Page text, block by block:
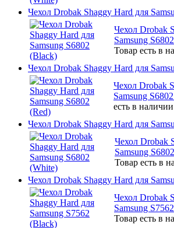
Чехол Drobak Shaggy Hard для
Чехол Drobak
Samsung
Товар есть в
Чехол Drobak Shaggy Hard для
Чехол Drobak
Samsung
есть в наличии
Чехол Drobak Shaggy Hard для
Чехол Drobak
Samsung
Товар есть в
Чехол Drobak Shaggy Hard для
Чехол Drobak
Samsung
Товар есть в